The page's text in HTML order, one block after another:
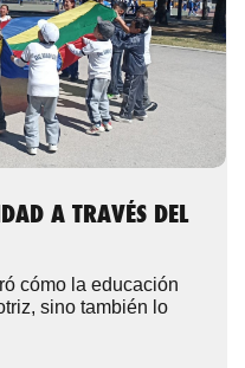
A TRAVÉS DEL
cómo la educación
sino también lo